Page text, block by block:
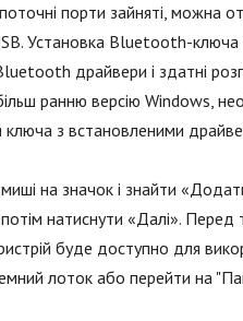
порти зайняті, можна
Установка Bluetooth-
драйвери і здатні
ранню версію Windows,
з встановленими
на значок і знайти
натиснути «Далі».
буде доступно для
лоток або перейти на